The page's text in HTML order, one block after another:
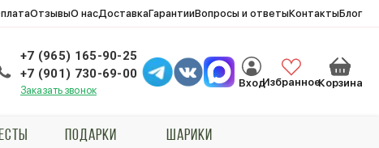
ОтзывыО насДоставкаГарантииВопросы и ответыКонтактыБлог
+7 (965) 165-90-25
+7 (901) 730-69-00
Заказать звонок
ВходИзбранноеКорзина
ПОДАРКИ ШАРИКИ